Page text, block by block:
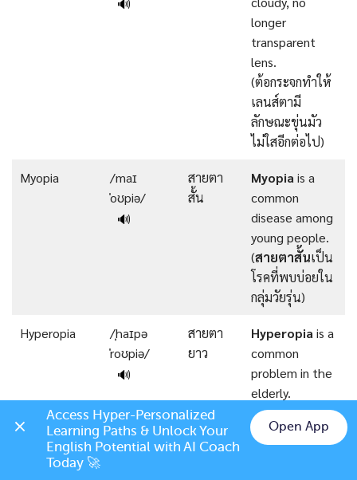
🔊
longer
transparent
lens.
(ต้อกระจกทำให้
เลนส์ตามี
ลักษณะขุ่นมัว
ไม่ใสอีกต่อไป)
Myopia
/maɪ
ˈoʊpiə/
🔊
สายตา
สั้น
Myopia is a
common
disease among
young people.
(สายตาสั้นเป็น
โรคที่พบบ่อยใน
กลุ่มวัยรุ่น)
Hyperopia
/ˌhaɪpə
ˈroʊpiə/
🔊
สายตา
ยาว
Hyperopia is a
common
problem in the
elderly.
(สายตายาว
เป็นโรคที่พบ
Chat on LINE
Access Hyper-Personalized
Learning Paths & Unlock Your
English Potential with AI Coach
Today 🚀
Open App